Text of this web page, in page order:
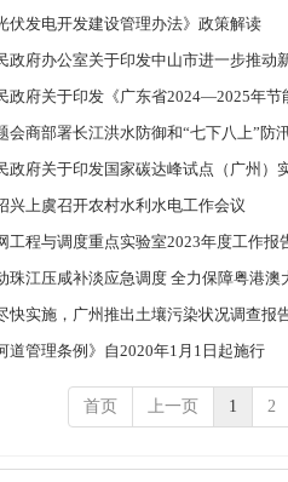
伏发电开发建设管理办法》政策解读
政府办公室关于印发中山市进一步推动
政府关于印发《广东省2024—2025年节
会商部署长江洪水防御和“七下八上”防
政府关于印发国家碳达峰试点（广州）
兴上虞召开农村水利水电工作会议
工程与调度重点实验室2023年度工作
珠江压咸补淡应急调度 全力保障粤港澳
快实施，广州推出土壤污染状况调查报
道管理条例》自2020年1月1日起施行
首页 上一页 1 2